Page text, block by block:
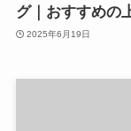
グ｜おすすめの
2025年6月19日